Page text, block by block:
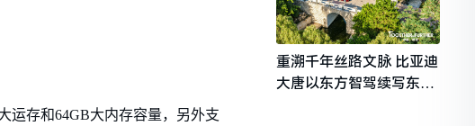
运存和64GB大内存容量，另外支
重溯千年丝路文脉 比亚迪
大唐以东方智驾续写东西